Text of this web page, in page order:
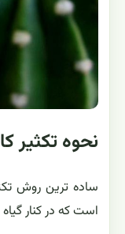
نحوه تکثیر
ساده ترین روش
است که در کنار